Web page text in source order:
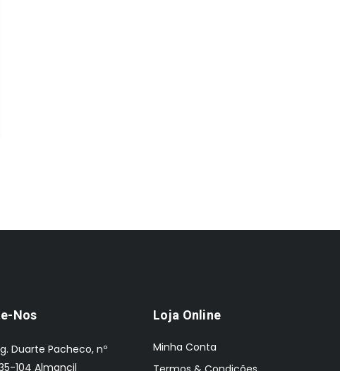
Nos
Duarte Pacheco, nº
104 Almancil
Loja Online
Minha Conta